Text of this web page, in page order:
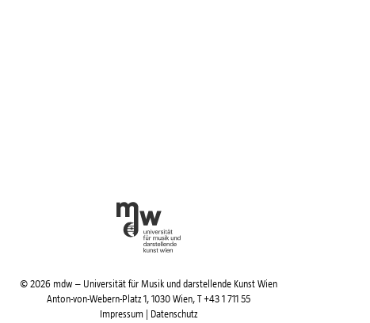
© 2026 mdw – Universität für Musik und darstellende Kunst Wien
Anton-von-Webern-Platz 1, 1030 Wien, T +43 1 711 55
Impressum| Datenschutz